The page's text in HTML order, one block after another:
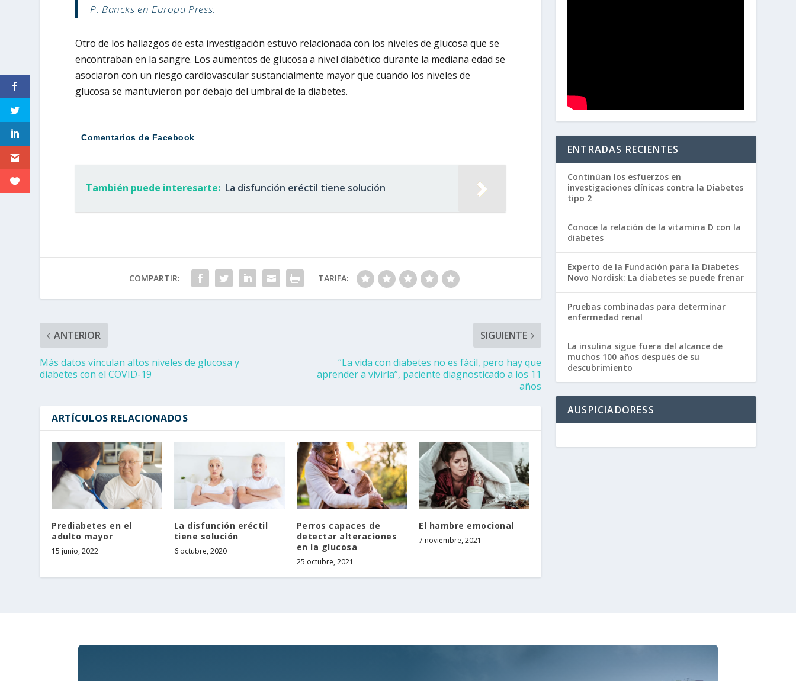
P. Bancks en Europa Press.
Otro de los hallazgos de esta investigación estuvo relacionada con los niveles de glucosa que se
encontraban en la sangre. Los aumentos de glucosa a nivel diabético durante la mediana edad se
asociaron con un riesgo cardiovascular sustancialmente mayor que cuando los niveles de
glucosa se mantuvieron por debajo del umbral de la diabetes.
Comentarios de Facebook
También puede interesarte: La disfunción eréctil tiene solución
COMPARTIR: TARIFA:
ANTERIOR
Más datos vinculan altos niveles de glucosa y
diabetes con el COVID-19
SIGUIENTE
“La vida con diabetes no es fácil, pero hay que
aprender a vivirla”, paciente diagnosticado a los 11
años
ARTÍCULOS RELACIONADOS
Prediabetes en el
adulto mayor
15 junio, 2022
La disfunción eréctil
tiene solución
6 octubre, 2020
Perros capaces de
detectar alteraciones
en la glucosa
25 octubre, 2021
El hambre emocional
7 noviembre, 2021
ENTRADAS RECIENTES
Continúan los esfuerzos en
investigaciones clínicas contra la Diabetes
tipo 2
Conoce la relación de la vitamina D con la
diabetes
Experto de la Fundación para la Diabetes
Novo Nordisk: La diabetes se puede frenar
Pruebas combinadas para determinar
enfermedad renal
La insulina sigue fuera del alcance de
muchos 100 años después de su
descubrimiento
AUSPICIADORESS